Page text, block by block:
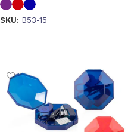
SKU: B53-15